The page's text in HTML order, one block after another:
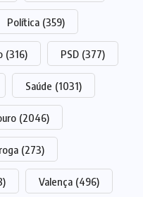
Política (359)
(316) PSD (377)
Saúde (1031)
(2046)
(273)
Valença (496)